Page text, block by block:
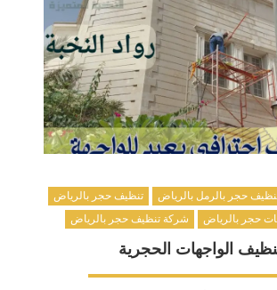
حجر بالرمل بالرياض
تنظيف حجر بالرياض
حجر بالرياض
شركة تنظيف حجر بالرياض
الواجهات الحجرية